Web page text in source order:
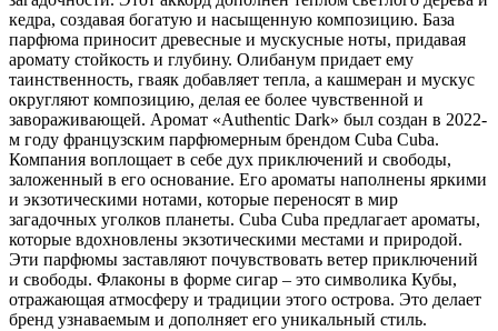
кедра, создавая богатую и насыщенную композицию. База
парфюма приносит древесные и мускусные ноты, придавая
аромату стойкость и глубину. Олибанум придает ему
таинственность, гваяк добавляет тепла, а кашмеран и мускус
округляют композицию, делая ее более чувственной и
завораживающей. Аромат «Authentic Dark» был создан в 2022-
м году французским парфюмерным брендом Cuba Cuba.
Компания воплощает в себе дух приключений и свободы,
заложенный в его основание. Его ароматы наполнены яркими
и экзотическими нотами, которые переносят в мир
загадочных уголков планеты. Cuba Cuba предлагает ароматы,
которые вдохновлены экзотическими местами и природой.
Эти парфюмы заставляют почувствовать ветер приключений
и свободы. Флаконы в форме сигар – это символика Кубы,
отражающая атмосферу и традиции этого острова. Это делает
бренд узнаваемым и дополняет его уникальный стиль.